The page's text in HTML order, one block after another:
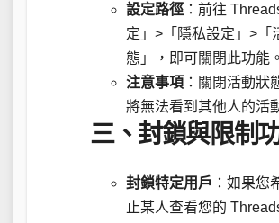
設定路徑 ：前往
定」>「隱私設定」>「
態」，即可關閉此功能。
注意事項 ：關閉活動狀
將無法看到其他人的活
三、封鎖與限制
封鎖特定用戶 ：如果您
止某人查看您的